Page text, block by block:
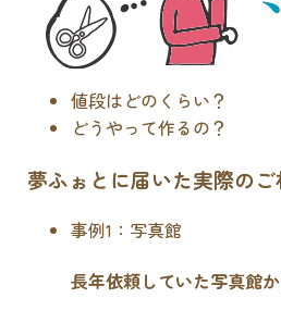
値段はどのくらい？
どうやって作るの？
夢ふぉとに届いた実際の
事例1：写真館
長年依頼していた写真館